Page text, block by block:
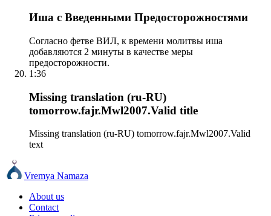
Иша с Введенными Предосторожностями
Согласно фетве ВИЛ, к времени молитвы иша
добавляются 2 минуты в качестве меры
предосторожности.
1:36
Missing translation (ru-RU)
tomorrow.fajr.Mwl2007.Valid title
Missing translation (ru-RU) tomorrow.fajr.Mwl2007.Valid
text
Vremya Namaza
About us
Contact